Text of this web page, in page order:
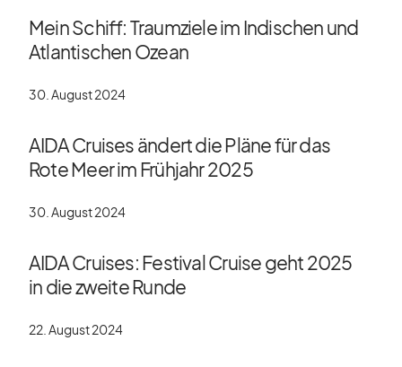
Mein Schiff: Traumziele im Indischen und
Atlantischen Ozean
30. August 2024
AIDA Cruises ändert die Pläne für das
Rote Meer im Frühjahr 2025
30. August 2024
AIDA Cruises: Festival Cruise geht 2025
in die zweite Runde
22. August 2024